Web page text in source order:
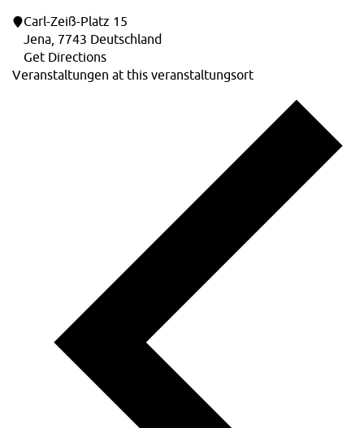
Carl-Zeiß-Platz 15
Jena, 7743 Deutschland
Get Directions
Veranstaltungen at this veranstaltungsort